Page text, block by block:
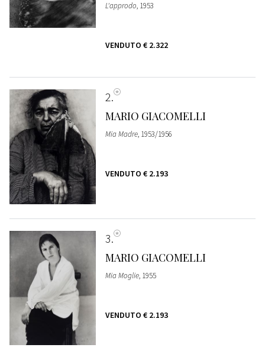
L'approdo, 1953
VENDUTO € 2.322
2
MARIO GIACOMELLI
Mia Madre, 1953/1956
VENDUTO € 2.193
3
MARIO GIACOMELLI
Mia Moglie, 1955
VENDUTO € 2.193